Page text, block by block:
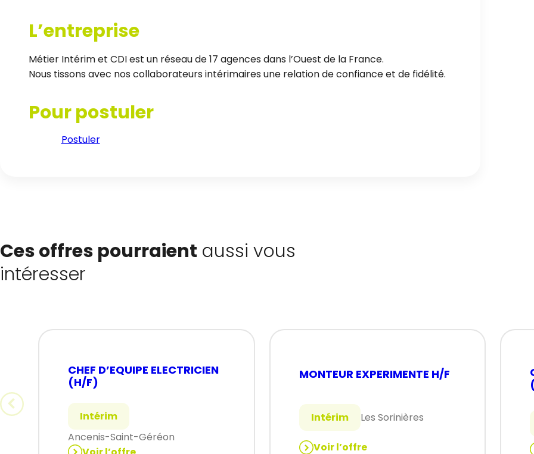
L’entreprise
Métier Intérim et CDI est un réseau de 17 agences dans l’Ouest de la France.
Nous tissons avec nos collaborateurs intérimaires une relation de confiance et de fidélité.
Pour postuler
Postuler
Ces offres pourraient aussi vous
intéresser
CHEF D’EQUIPE ELECTRICIEN
(H/F)
Intérim
Ancenis-Saint-Géréon
MONTEUR EXPERIMENTE H/F
Intérim Les Sorinières
Voir l’offre